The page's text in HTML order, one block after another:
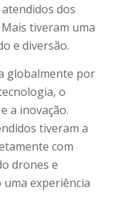
dos
tiveram uma
e diversão.
globalmente por
o
a inovação.
tiveram a
com
drones e
experiência